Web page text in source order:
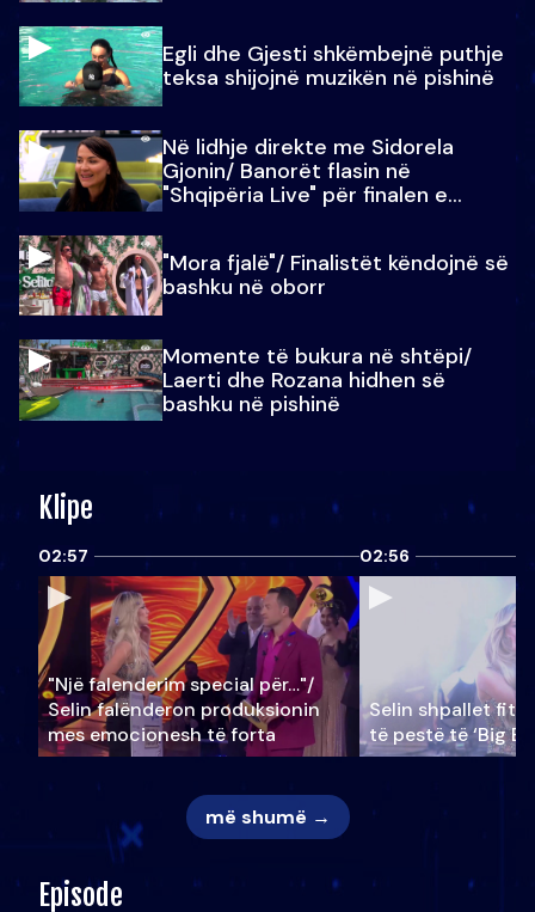
Egli dhe Gjesti shkëmbejnë puthje
teksa shijojnë muzikën në pishinë
Në lidhje direkte me Sidorela
Gjonin/ Banorët flasin në
"Shqipëria Live" për finalen e
"Mora fjalë"/ Finalistët këndojnë së
bashku në oborr
Momente të bukura në shtëpi/
Laerti dhe Rozana hidhen së
bashku në pishinë
Klipe
02:57
"Një falenderim special për…"/
Selin falënderon produksionin
mes emocionesh të forta
02:56
Selin shpallet
të pestë të ‘Big
më shumë →
Episode